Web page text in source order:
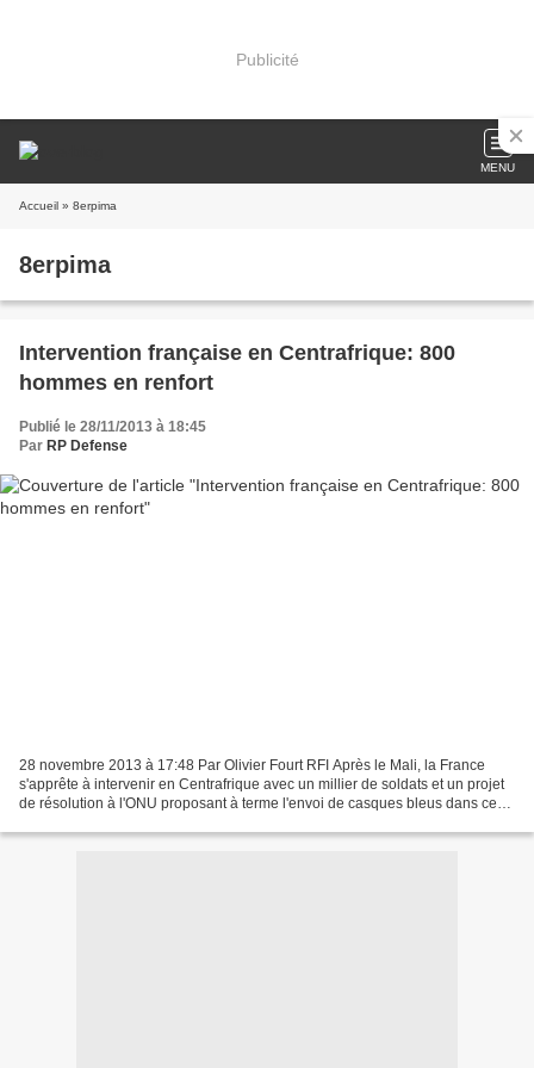
Publicité
MENU
Accueil » 8erpima
8erpima
Intervention française en Centrafrique: 800
hommes en renfort
Publié le 28/11/2013 à 18:45
Par RP Defense
28 novembre 2013 à 17:48 Par Olivier Fourt RFI Après le Mali, la France
s'apprête à intervenir en Centrafrique avec un millier de soldats et un projet
de résolution à l'ONU proposant à terme l'envoi de casques bleus dans ce